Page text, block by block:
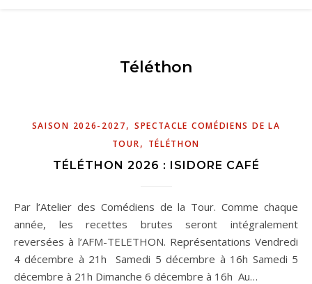
Téléthon
SAISON 2026-2027, SPECTACLE COMÉDIENS DE LA
TOUR, TÉLÉTHON
TÉLÉTHON 2026 : ISIDORE CAFÉ
Par l’Atelier des Comédiens de la Tour. Comme chaque
année, les recettes brutes seront intégralement
reversées à l’AFM-TELETHON. Représentations Vendredi
4 décembre à 21h Samedi 5 décembre à 16h Samedi 5
décembre à 21h Dimanche 6 décembre à 16h Au…